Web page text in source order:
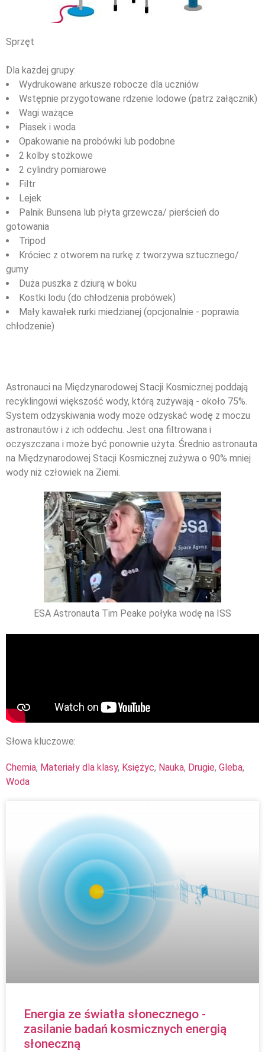
Sprzęt
Dla każdej grupy:
Wydrukowane arkusze robocze dla uczniów
Wstępnie przygotowane rdzenie lodowe (patrz załącznik)
Wagi ważące
Piasek i woda
Opakowanie na probówki lub podobne
2 kolby stożkowe
2 cylindry pomiarowe
Filtr
Lejek
Palnik Bunsena lub płyta grzewcza/ pierścień do
gotowania
Tripod
Króciec z otworem na rurkę z tworzywa sztucznego/
gumy
Duża puszka z dziurą w boku
Kostki lodu (do chłodzenia probówek)
Mały kawałek rurki miedzianej (opcjonalnie - poprawia
chłodzenie)
Astronauci na Międzynarodowej Stacji Kosmicznej poddają
recyklingowi większość wody, którą zużywają - około 75%.
System odzyskiwania wody może odzyskać wodę z moczu
astronautów i z ich oddechu. Jest ona filtrowana i
oczyszczana i może być ponownie użyta. Średnio astronauta
na Międzynarodowej Stacji Kosmicznej zużywa o 90% mniej
wody niż człowiek na Ziemi.
ESA Astronauta Tim Peake połyka wodę na ISS
Słowa kluczowe:
Chemia, Materiały dla klasy, Księżyc, Nauka, Drugie, Gleba,
Woda
Energia ze światła słonecznego -
zasilanie badań kosmicznych energią
słoneczną